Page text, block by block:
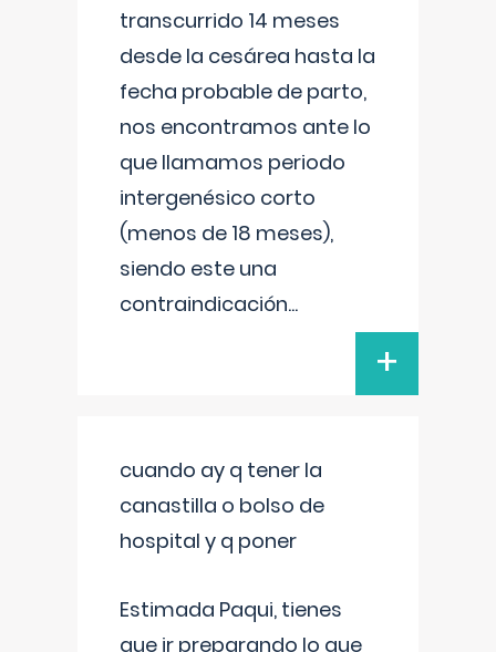
transcurrido 14 meses
desde la cesárea hasta la
fecha probable de parto,
nos encontramos ante lo
que llamamos periodo
intergenésico corto
(menos de 18 meses),
siendo este una
contraindicación...
+
cuando ay q tener la
canastilla o bolso de
hospital y q poner
Estimada Paqui, tienes
que ir preparando lo que